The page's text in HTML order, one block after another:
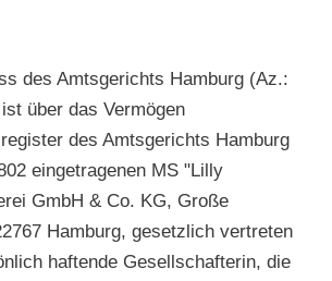
des Amtsgerichts Hamburg (Az.:
über das Vermögen
des Amtsgerichts Hamburg
eingetragenen MS "Lilly
GmbH & Co. KG, Große
Hamburg, gesetzlich vertreten
haftende Gesellschafterin, die